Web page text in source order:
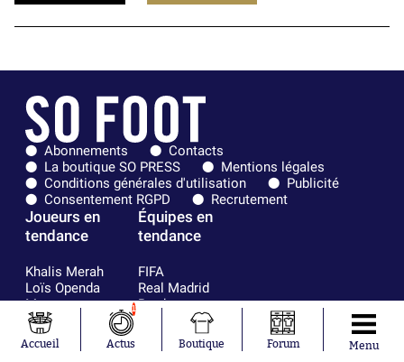
Abonnements
Contacts
La boutique SO PRESS
Mentions légales
Conditions générales d'utilisation
Publicité
Consentement RGPD
Recrutement
Joueurs en
tendance
Khalis Merah
Loïs Openda
Moussa
Niakhaté
Nicolás
Tagliafico
Équipes en
tendance
FIFA
Real Madrid
Bordeaux
Chelsea
Paris Saint-
Accueil
1
Actus Boutique Forum Menu